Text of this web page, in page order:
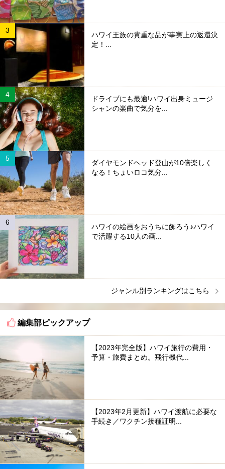
ハワイ王族の貴重な品が事実上の返還決
定！...
ドライブにも最適!ハワイ出身ミュージ
シャンの楽曲で気分を...
ダイヤモンドヘッド登山が10倍楽しく
なる！ちょいロコ気分...
ハワイの絵画をおうちに飾ろう♪ハワイ
で活躍する10人の画...
ジャンル別ランキングはこちら
編集部ピックアップ
【2023年完全版】ハワイ旅行の費用・
予算・旅費まとめ。飛行機代...
【2023年2月更新】ハワイ渡航に必要な
手続き／ワクチン接種証明...